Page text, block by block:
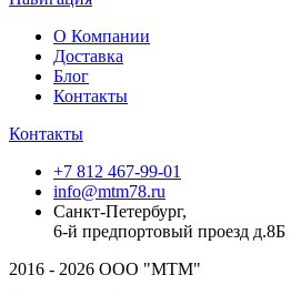
О Компании
Доставка
Блог
Контакты
Контакты
+7 812 467-99-01
info@mtm78.ru
Санкт-Петербург,
6-й предпортовый проезд д.8Б
2016 - 2026 ООО "МТМ"